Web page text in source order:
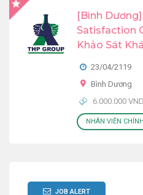
[Bình
Satisfaction
Khảo Sát
23/04/2119
Bình Dương
6.000.000
NHÂN VIÊN
JOB ALERT